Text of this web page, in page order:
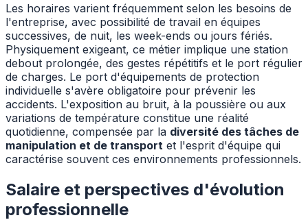
Les horaires varient fréquemment selon les besoins de
l'entreprise, avec possibilité de travail en équipes
successives, de nuit, les week-ends ou jours fériés.
Physiquement exigeant, ce métier implique une station
debout prolongée, des gestes répétitifs et le port régulier
de charges. Le port d'équipements de protection
individuelle s'avère obligatoire pour prévenir les
accidents. L'exposition au bruit, à la poussière ou aux
variations de température constitue une réalité
quotidienne, compensée par la diversité des tâches de
manipulation et de transport et l'esprit d'équipe qui
caractérise souvent ces environnements professionnels.
Salaire et perspectives d'évolution
professionnelle